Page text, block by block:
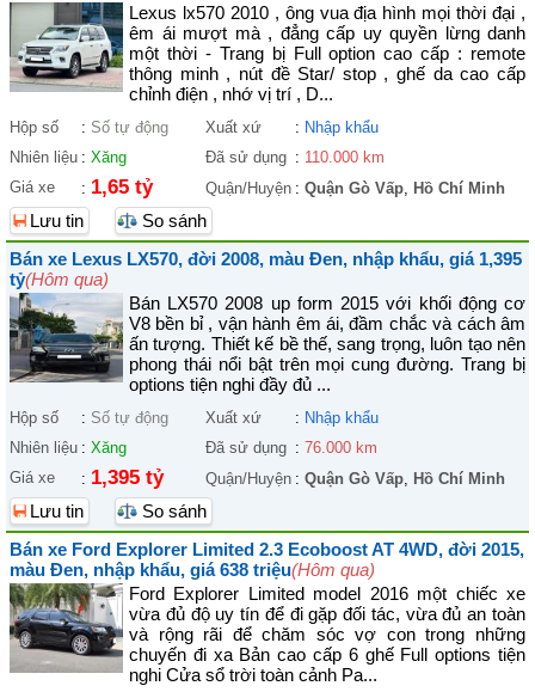
Lexus lx570 2010 , ông vua địa hình mọi thời đại ,
êm ái mượt mà , đẳng cấp uy quyền lừng danh
một thời - Trang bị Full option cao cấp : remote
thông minh , nút đề Star/ stop , ghế da cao cấp
chỉnh điện , nhớ vị trí , D...
Hộp số : Số tự động Xuất xứ : Nhập khẩu
Nhiên liệu : Xăng Đã sử dụng : 110.000 km
Giá xe
: 1,65 tỷ Quận/Huyện : Quận Gò Vấp, Hồ Chí Minh
Lưu tin
So sánh
Bán xe Lexus LX570, đời 2008, màu Đen, nhập khẩu, giá 1,395
tỷ(Hôm qua)
Bán LX570 2008 up form 2015 với khối động cơ
V8 bền bỉ , vận hành êm ái, đầm chắc và cách âm
ấn tượng. Thiết kế bề thế, sang trọng, luôn tạo nên
phong thái nổi bật trên mọi cung đường. Trang bị
options tiện nghi đầy đủ ...
Hộp số : Số tự động Xuất xứ : Nhập khẩu
Nhiên liệu : Xăng Đã sử dụng : 76.000 km
Giá xe
: 1,395 tỷ Quận/Huyện : Quận Gò Vấp, Hồ Chí Minh
Lưu tin
So sánh
Bán xe Ford Explorer Limited 2.3 Ecoboost AT 4WD, đời 2015,
màu Đen, nhập khẩu, giá 638 triệu(Hôm qua)
Ford Explorer Limited model 2016 một chiếc xe
vừa đủ độ uy tín để đi gặp đối tác, vừa đủ an toàn
và rộng rãi để chăm sóc vợ con trong những
chuyến đi xa Bản cao cấp 6 ghế Full options tiện
nghi Cửa sổ trời toàn cảnh Pa...